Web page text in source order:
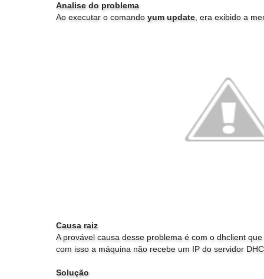
Analise do problema
Ao executar o comando yum update, era exibido a
Causa raiz
A provável causa desse problema é com o dhclient
com isso a máquina não recebe um IP do servidor
Solução